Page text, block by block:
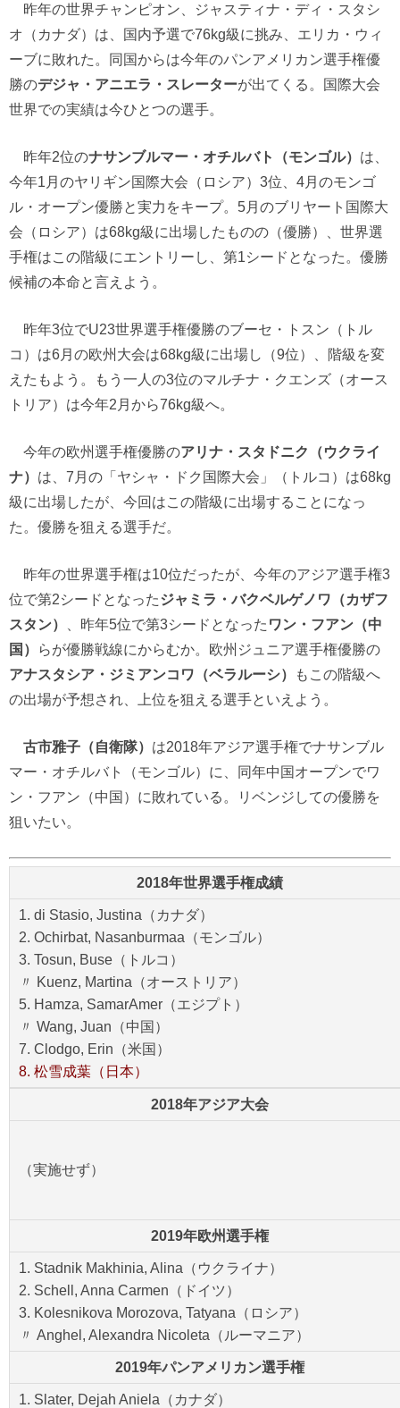
昨年の世界チャンピオン、ジャスティナ・ディ・スタシ
オ（カナダ）は、国内予選で76kg級に挑み、エリカ・ウィ
ーブに敗れた。同国からは今年のパンアメリカン選手権優
勝のデジャ・アニエラ・スレーターが出てくる。国際大会
世界での実績は今ひとつの選手。
昨年2位のナサンブルマー・オチルバト（モンゴル） は、
今年1月のヤリギン国際大会（ロシア）3位、4月のモンゴ
ル・オープン優勝と実力をキープ。5月のブリヤート国際大
会（ロシア）は68kg級に出場したものの（優勝）、世界選
手権はこの階級にエントリーし、第1シードとなった。優勝
候補の本命と言えよう。
昨年3位でU23世界選手権優勝のブーセ・トスン（トル
コ）は6月の欧州大会は68kg級に出場し（9位）、階級を変
えたもよう。もう一人の3位のマルチナ・クエンズ（オース
トリア）は今年2月から76kg級へ。
今年の欧州選手権優勝のアリナ・スタドニク（ウクライ
ナ） は、7月の「ヤシャ・ドク国際大会」（トルコ）は68kg
級に出場したが、今回はこの階級に出場することになっ
た。優勝を狙える選手だ。
昨年の世界選手権は10位だったが、今年のアジア選手権3
位で第2シードとなったジャミラ・バクベルゲノワ（カザフ
スタン）
、昨年5位で第3シードとなった ワン・フアン（中
国）
らが優勝戦線にからむか。欧州ジュニア選手権優勝の
アナスタシア・ジミアンコワ（ベラルーシ）
もこの階級へ
の出場が予想され、上位を狙える選手といえよう。
古市雅子（自衛隊） は2018年アジア選手権でナサンブル
マー・オチルバト（モンゴル）に、同年中国オープンでワ
ン・フアン（中国）に敗れている。リベンジしての優勝を
狙いたい。
2018年世界選手権成績
1. di Stasio, Justina（カナダ）
2. Ochirbat, Nasanburmaa（モンゴル）
3. Tosun, Buse（トルコ）
〃 Kuenz, Martina（オーストリア）
5. Hamza, SamarAmer（エジプト）
〃 Wang, Juan（中国）
7. Clodgo, Erin（米国）
8. 松雪成葉（日本）
2018年アジア大会
（実施せず）
2019年欧州選手権
1. Stadnik Makhinia, Alina（ウクライナ）
2. Schell, Anna Carmen（ドイツ）
3. Kolesnikova Morozova, Tatyana（ロシア）
〃 Anghel, Alexandra Nicoleta（ルーマニア）
2019年パンアメリカン選手権
1. Slater, Dejah Aniela（カナダ）